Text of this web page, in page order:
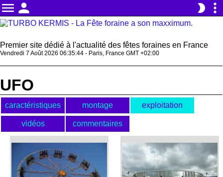
menu person brightness_2 more_vert
Premier site dédié à l'actualité des fêtes foraines en France
Vendredi 7 Août 2026 06:35:44 - Paris, France GMT +02:00
UFO
caractéristiques montage exploitation
vidéos commentaires